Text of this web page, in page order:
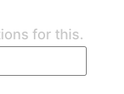
for this.